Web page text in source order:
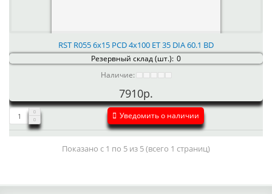
RST R055 6x15 PCD 4x100 ET 35 DIA 60.1 BD
Резервный склад (шт.): 0
Наличие:
7910р.
Уведомить о наличии
Показано с 1 по 5 из 5 (всего 1 страниц)